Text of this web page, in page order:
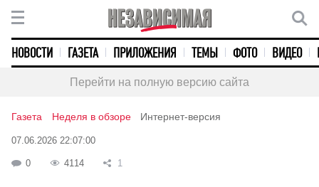
НОВОСТИ ГАЗЕТА ПРИЛОЖЕНИЯ ТЕМЫ ФОТО ВИДЕО
Перейти на полную версию сайта
Газета Неделя в обзоре Интернет-версия
07.06.2026 22:07:00
0 4114 1